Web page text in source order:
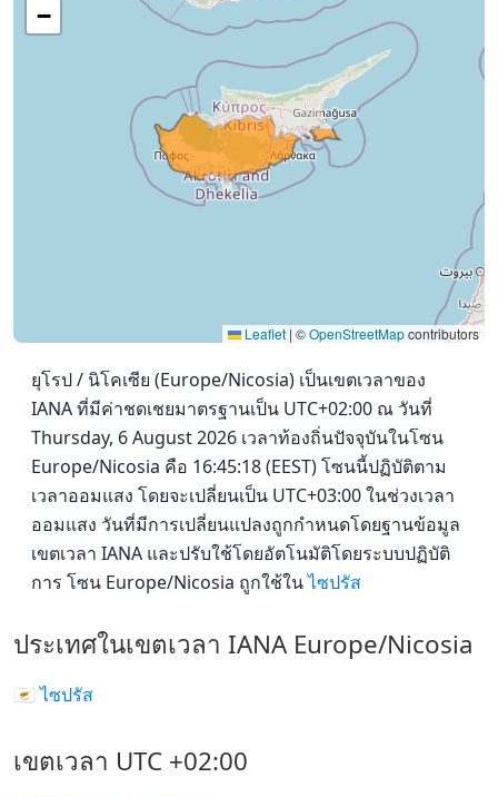
−
Leaflet | ©OpenStreetMapcontributors
ยุโรป / นิโคเซีย (Europe/Nicosia) เป็นเขตเวลาของ
IANA ที่มีค่าชดเชยมาตรฐานเป็น UTC+02:00 ณ วันที่
Thursday, 6 August 2026 เวลาท้องถิ่นปัจจุบันในโซน
Europe/Nicosia คือ 16:45:18 (EEST) โซนนี้ปฏิบัติตาม
เวลาออมแสง โดยจะเปลี่ยนเป็น UTC+03:00 ในช่วงเวลา
ออมแสง วันที่มีการเปลี่ยนแปลงถูกกำหนดโดยฐานข้อมูล
เขตเวลา IANA และปรับใช้โดยอัตโนมัติโดยระบบปฏิบัติ
การ โซน Europe/Nicosia ถูกใช้ในไซปรัส
ประเทศในเขตเวลา IANA Europe/Nicosia
🇨🇾 ไซปรัส
เขตเวลา UTC +02:00